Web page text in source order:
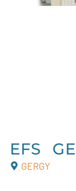
EFS
GERGY